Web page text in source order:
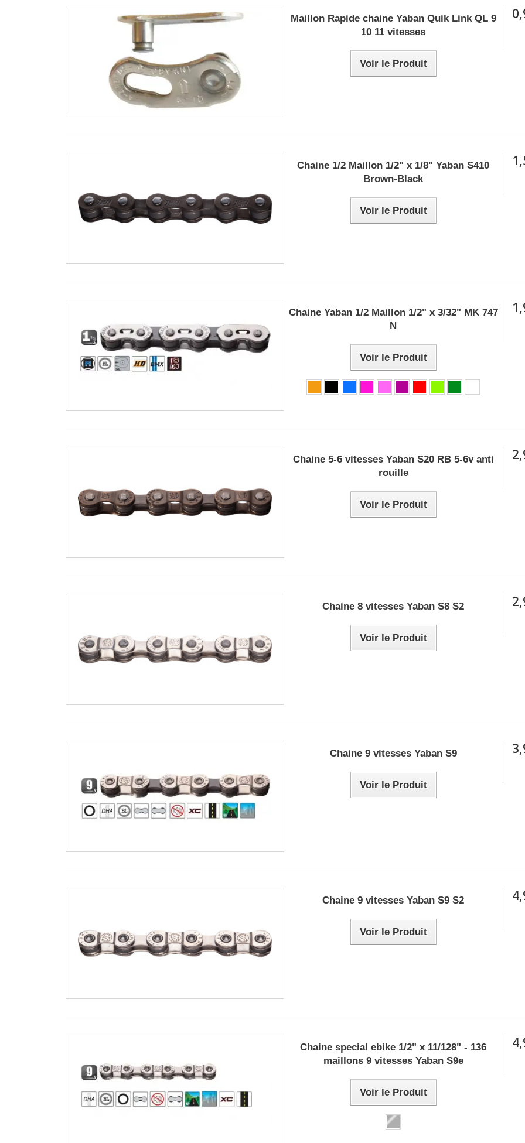
MUSCULATION / PPG
PULL BUOY / KICKBOARD
TUBAS
Maillon Rapide chaine Yaban Quik Link QL 9
10 11 vitesses
Voir le Produit
Chaine 1/2 Maillon 1/2" x 1/8" Yaban S410
Brown-Black
Voir le Produit
Chaine Yaban 1/2 Maillon 1/2" x 3/32" MK 747
N
Voir le Produit
Chaine 5-6 vitesses Yaban S20 RB 5-6v anti
rouille
Voir le Produit
Chaine 8 vitesses Yaban S8 S2
Voir le Produit
Chaine 9 vitesses Yaban S9
Voir le Produit
Chaine 9 vitesses Yaban S9 S2
Voir le Produit
Chaine special ebike 1/2" x 11/128" - 136
maillons 9 vitesses Yaban S9e
Voir le Produit